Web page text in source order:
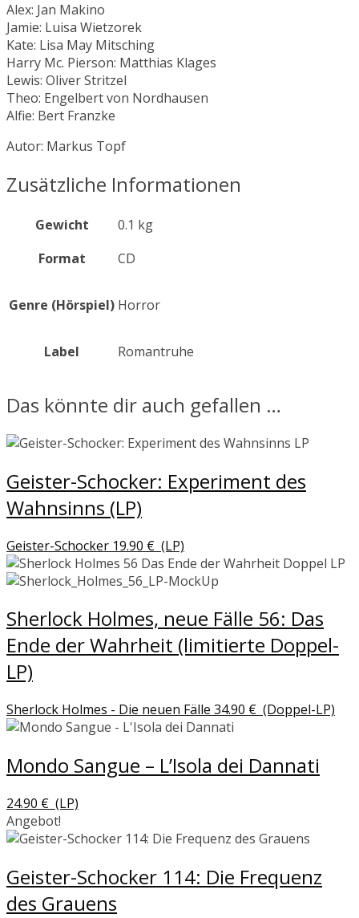
Alex: Jan Makino
Jamie: Luisa Wietzorek
Kate: Lisa May Mitsching
Harry Mc. Pierson: Matthias Klages
Lewis: Oliver Stritzel
Theo: Engelbert von Nordhausen
Alfie: Bert Franzke
Autor: Markus Topf
Zusätzliche Informationen
Gewicht
0.1 kg
Format
CD
Genre (Hörspiel) Horror
Label Romantruhe
Das könnte dir auch gefallen …
Geister-Schocker: Experiment des
Wahnsinns (LP)
Geister-Schocker 19.90 € (LP)
Sherlock Holmes, neue Fälle 56: Das
Ende der Wahrheit (limitierte Doppel-
LP)
Sherlock Holmes - Die neuen Fälle 34.90 € (Doppel-LP)
Mondo Sangue – L’Isola dei Dannati
24.90 € (LP)
Angebot!
Geister-Schocker 114: Die Frequenz
des Grauens